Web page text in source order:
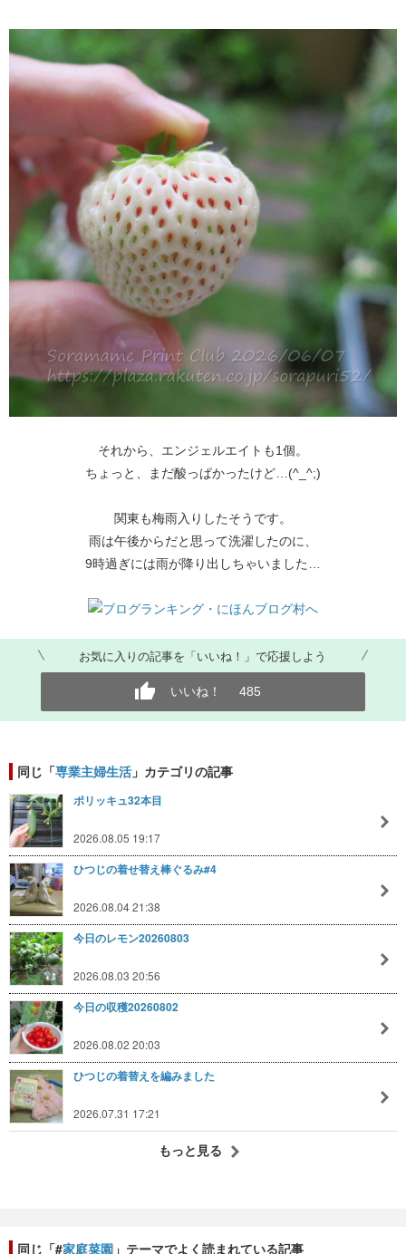
それから、エンジェルエイトも1個。
ちょっと、まだ酸っぱかったけど…(^_^;)
関東も梅雨入りしたそうです。
雨は午後からだと思って洗濯したのに、
9時過ぎには雨が降り出しちゃいました…
お気に入りの記事を「いいね！」で応援しよう
いいね！ 485
同じ「専業主婦生活 」カテゴリの記事
ポリッキュ32本目
2026.08.05 19:17
ひつじの着せ替え棒ぐるみ#4
2026.08.04 21:38
今日のレモン20260803
2026.08.03 20:56
今日の収穫20260802
2026.08.02 20:03
ひつじの着替えを編みました
2026.07.31 17:21
もっと見る
同じ「#家庭菜園 」テーマでよく読まれている記事